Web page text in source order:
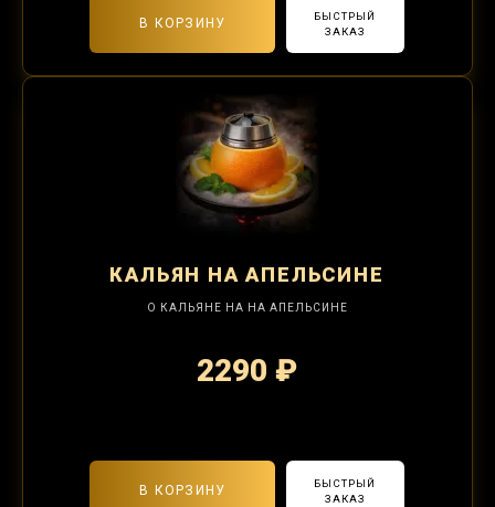
В КОРЗИНУ
БЫСТРЫЙ
ЗАКАЗ
КАЛЬЯН НА АПЕЛЬСИНЕ
О КАЛЬЯНЕ НА НА АПЕЛЬСИНЕ
2290 ₽
В КОРЗИНУ
БЫСТРЫЙ
ЗАКАЗ